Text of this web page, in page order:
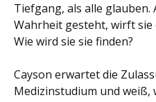
Tiefgang, als alle
Wahrheit gesteht, wirft sie
Wie wird sie sie finden?
Cayson erwartet die
Medizinstudium und weiß,